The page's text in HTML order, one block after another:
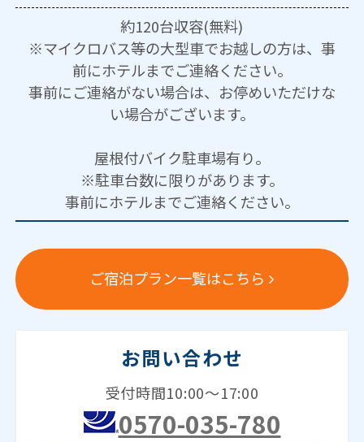
約120台収容(無料)
※マイクロバス等の大型車でお越しの方は、事
前にホテルまでご連絡ください。
事前にご連絡がない場合は、お停めいただけな
い場合がございます。
屋根付バイク駐車場有り。
※駐車台数に限りがあります。
事前にホテルまでご連絡ください。
ご宿泊プラン一覧はこちら
お問い合わせ
受付時間10:00～17:00
0570-035-780